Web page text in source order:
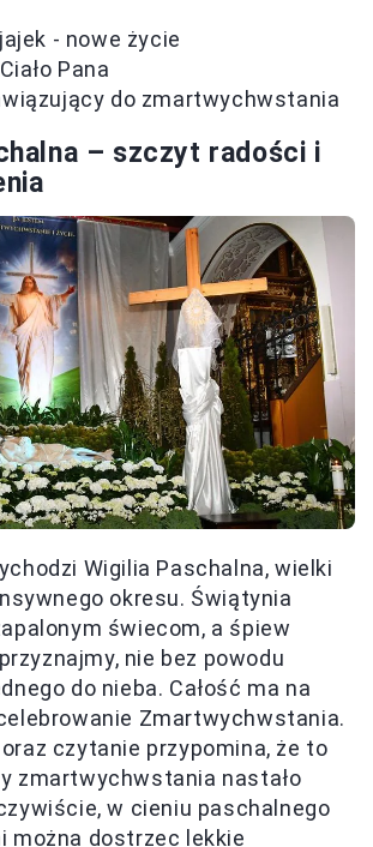
- nowe życie
Pana
do zmartwychwstania
– szczyt radości i
Wigilia Paschalna, wielki
okresu. Świątynia
świecom, a śpiew
nie bez powodu
do nieba. Całość ma na
Zmartwychwstania.
czytanie przypomina, że to
zmartwychwstania nastało
w cieniu paschalnego
można dostrzec lekkie